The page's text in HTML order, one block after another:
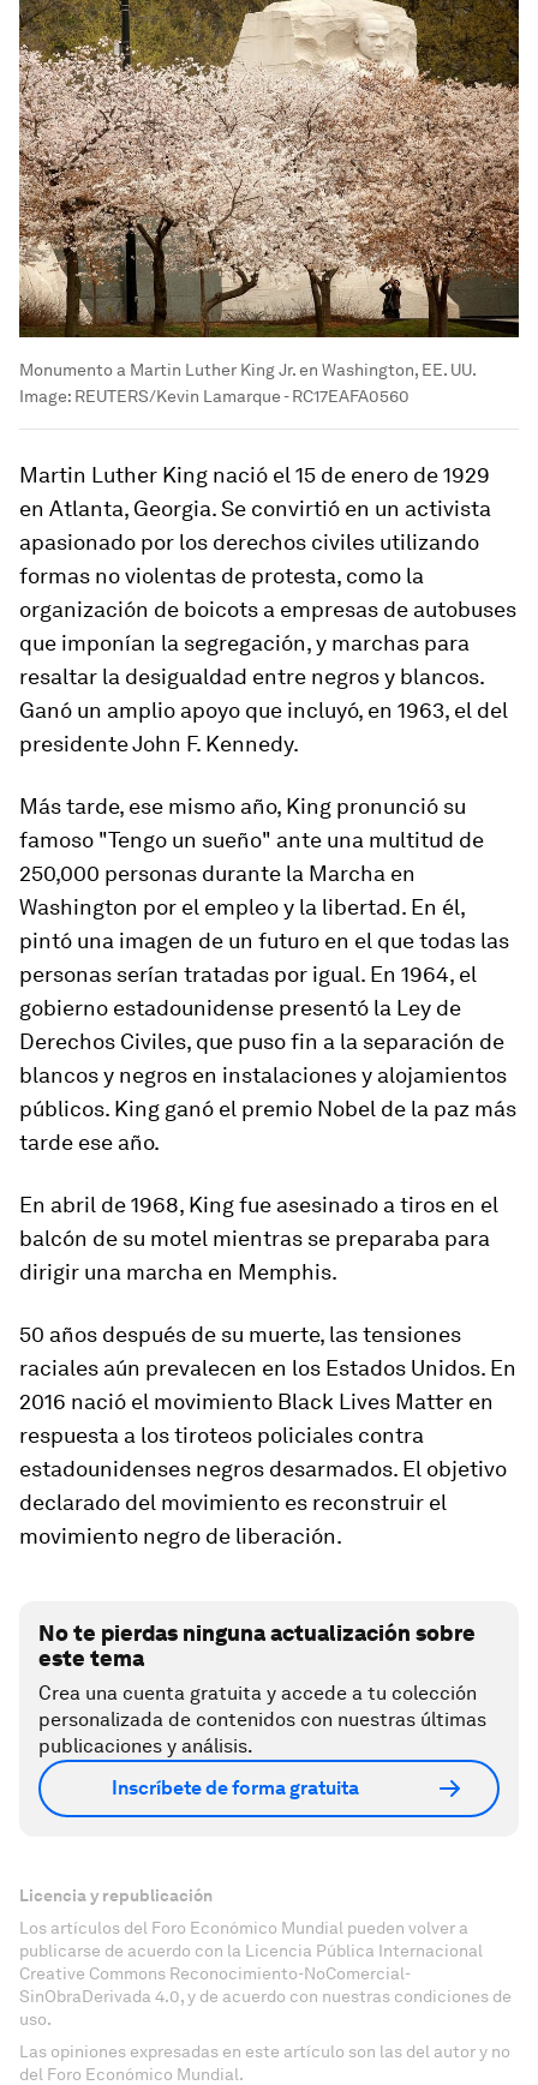
Monumento a Martin Luther King Jr. en Washington, EE. UU.
Image: REUTERS/Kevin Lamarque - RC17EAFA0560
Martin Luther King nació el 15 de enero de 1929
en Atlanta, Georgia. Se convirtió en un activista
apasionado por los derechos civiles utilizando
formas no violentas de protesta, como la
organización de boicots a empresas de autobuses
que imponían la segregación, y marchas para
resaltar la desigualdad entre negros y blancos.
Ganó un amplio apoyo que incluyó, en 1963, el del
presidente John F. Kennedy.
Más tarde, ese mismo año, King pronunció su
famoso "Tengo un sueño" ante una multitud de
250,000 personas durante la Marcha en
Washington por el empleo y la libertad. En él,
pintó una imagen de un futuro en el que todas las
personas serían tratadas por igual. En 1964, el
gobierno estadounidense presentó la Ley de
Derechos Civiles, que puso fin a la separación de
blancos y negros en instalaciones y alojamientos
públicos. King ganó el premio Nobel de la paz más
tarde ese año.
En abril de 1968, King fue asesinado a tiros en el
balcón de su motel mientras se preparaba para
dirigir una marcha en Memphis.
50 años después de su muerte, las tensiones
raciales aún prevalecen en los Estados Unidos. En
2016 nació el movimiento Black Lives Matter en
respuesta a los tiroteos policiales contra
estadounidenses negros desarmados. El objetivo
declarado del movimiento es reconstruir el
movimiento negro de liberación.
No te pierdas ninguna actualización sobre
este tema
Crea una cuenta gratuita y accede a tu colección
personalizada de contenidos con nuestras últimas
publicaciones y análisis.
Inscríbete de forma gratuita
Licencia y republicación
Los artículos del Foro Económico Mundial pueden volver a
publicarse de acuerdo con la Licencia Pública Internacional
Creative Commons Reconocimiento-NoComercial-
SinObraDerivada 4.0, y de acuerdo con nuestras condiciones de
uso.
Las opiniones expresadas en este artículo son las del autor y no
del Foro Económico Mundial.